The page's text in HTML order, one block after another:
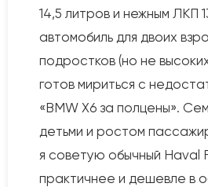
14,5 литров и нежным ЛКП
автомобиль для двоих
подростков (но не
готов мириться с
«BMW X6 за полцены».
детьми и ростом
я советую обычный Haval
практичнее и дешевле в